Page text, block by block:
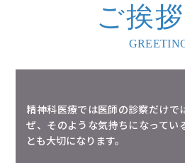
ご挨
精神科医療では医師の診察だけで
ぜ、そのような気持ちになってい
とも大切になります。